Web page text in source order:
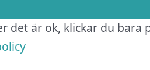
det är ok, klickar du